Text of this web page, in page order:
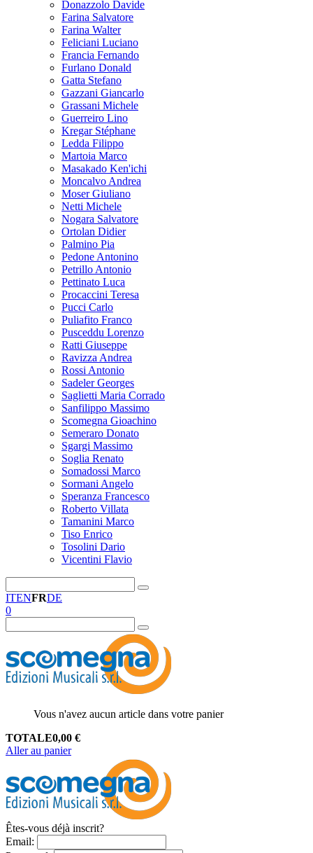
Donazzolo Davide
Farina Salvatore
Farina Walter
Feliciani Luciano
Francia Fernando
Furlano Donald
Gatta Stefano
Gazzani Giancarlo
Grassani Michele
Guerreiro Lino
Kregar Stéphane
Ledda Filippo
Martoia Marco
Masakado Ken'ichi
Moncalvo Andrea
Moser Giuliano
Netti Michele
Nogara Salvatore
Ortolan Didier
Palmino Pia
Pedone Antonino
Petrillo Antonio
Pettinato Luca
Procaccini Teresa
Pucci Carlo
Puliafito Franco
Pusceddu Lorenzo
Ratti Giuseppe
Ravizza Andrea
Rossi Antonio
Sadeler Georges
Saglietti Maria Corrado
Sanfilippo Massimo
Scomegna Gioachino
Semeraro Donato
Sgargi Massimo
Soglia Renato
Somadossi Marco
Sormani Angelo
Speranza Francesco
Roberto Villata
Tamanini Marco
Tiso Enrico
Tosolini Dario
Vicentini Flavio
ITENFRDE
0
Vous n'avez aucun article dans votre panier
TOTALE0,00 €
Aller au panier
Êtes-vous déjà inscrit?
Email: